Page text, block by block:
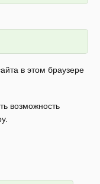
в этом браузере
возможность